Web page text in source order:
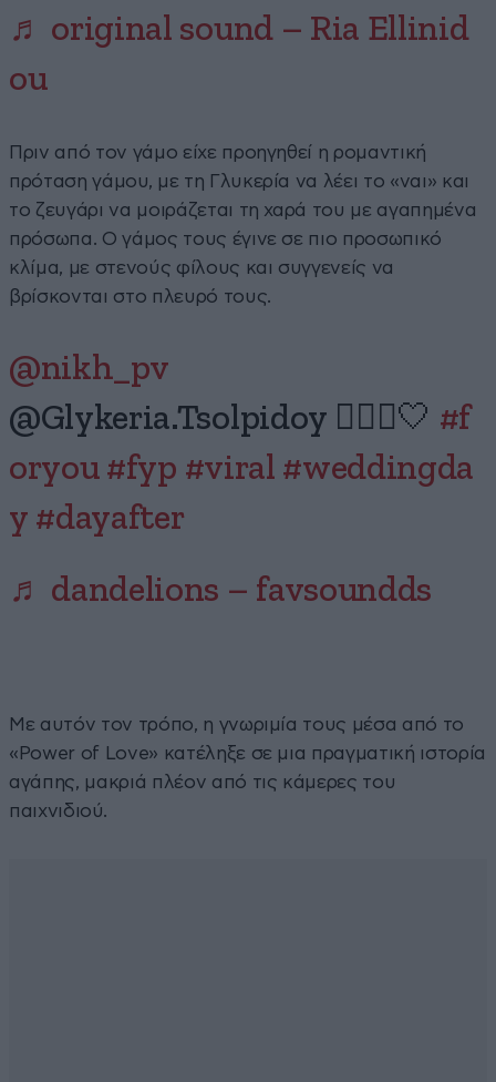
♬ original sound – Ria Ellinid
ou
Πριν από τον γάμο είχε προηγηθεί η ρομαντική
πρόταση γάμου, με τη Γλυκερία να λέει το «ναι» και
το ζευγάρι να μοιράζεται τη χαρά του με αγαπημένα
πρόσωπα. Ο γάμος τους έγινε σε πιο προσωπικό
κλίμα, με στενούς φίλους και συγγενείς να
βρίσκονται στο πλευρό τους.
@nikh_pv
@Glykeria.Tsolpidoy 👰🏽‍♀️🤍 #f
oryou #fyp #viral #weddingda
y #dayafter
♬ dandelions – favsoundds
Με αυτόν τον τρόπο, η γνωριμία τους μέσα από το
«Power of Love» κατέληξε σε μια πραγματική ιστορία
αγάπης, μακριά πλέον από τις κάμερες του
παιχνιδιού.